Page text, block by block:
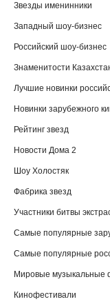
Звезды именинники
Западный шоу-бизнес
Российский шоу-бизнес
Знаменитости
Лучшие новинки
Новинки зарубежного
Рейтинг звезд
Новости Дома 2
Шоу Холостяк
Фабрика звезд
Участники битвы
Самые популярные
Самые популярные
Мировые музыкальные
Кинофестивали